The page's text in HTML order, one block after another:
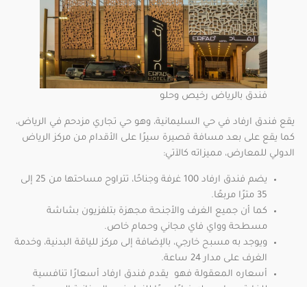
فندق بالرياض رخيص وحلو
يقع فندق ارفاد في حي السليمانية، وهو حي تجاري مزدحم في الرياض،
كما يقع على بعد مسافة قصيرة سيرًا على الأقدام من مركز الرياض
الدولي للمعارض، مميزاته كالآتي:
يضم فندق ارفاد 100 غرفة وجناحًا، تتراوح مساحتها من 25 إلى
35 مترًا مربعًا.
كما أن جميع الغرف والأجنحة مجهزة بتلفزيون بشاشة
مسطحة وواي فاي مجاني وحمام خاص.
ويوجد به مسبح خارجي، بالإضافة إلى مركز للياقة البدنية، وخدمة
الغرف على مدار 24 ساعة.
أسعاره المعقولة فهو يقدم فندق ارفاد أسعارًا تنافسية